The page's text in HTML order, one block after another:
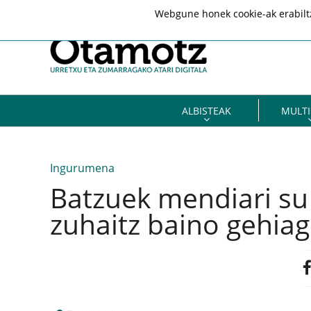
ALBISTEAK
Ingurumena
Batzuek mendiari
zuhaitz baino
Webgune honek cookie-ak